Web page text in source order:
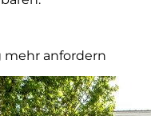
mehr anfordern